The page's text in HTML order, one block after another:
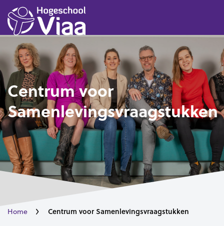
Centrum voor
Samenlevingsvraagstukken
Home Centrum voor Samenlevingsvraagstukken